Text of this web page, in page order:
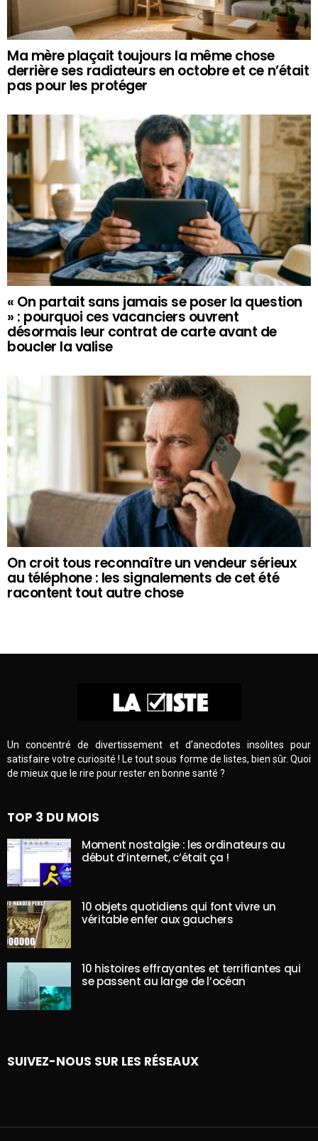
Ma mère plaçait toujours la même chose
derrière ses radiateurs en octobre et ce n’était
pas pour les protéger
« On partait sans jamais se poser la question
» : pourquoi ces vacanciers ouvrent
désormais leur contrat de carte avant de
boucler la valise
On croit tous reconnaître un vendeur sérieux
au téléphone : les signalements de cet été
racontent tout autre chose
Un concentré de divertissement et d’anecdotes insolites pour
satisfaire votre curiosité ! Le tout sous forme de listes, bien sûr. Quoi
de mieux que le rire pour rester en bonne santé ?
TOP 3 DU MOIS
Moment nostalgie : les ordinateurs au
début d’internet, c’était ça !
10 objets quotidiens qui font vivre un
véritable enfer aux gauchers
10 histoires effrayantes et terrifiantes qui
se passent au large de l’océan
SUIVEZ-NOUS SUR LES RÉSEAUX